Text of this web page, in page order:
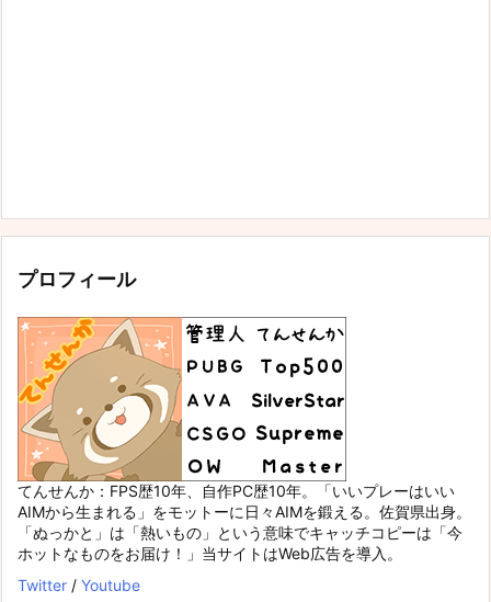
プロフィール
てんせんか：FPS歴10年、自作PC歴10年。「いいプレーはいい
AIMから生まれる」をモットーに日々AIMを鍛える。佐賀県出身。
「ぬっかと」は「熱いもの」という意味でキャッチコピーは「今
ホットなものをお届け！」当サイトはWeb広告を導入。
Twitter / Youtube